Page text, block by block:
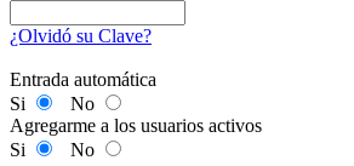
¿Olvidó su Clave?
Entrada automática
Si
No
Agregarme a los usuarios activos
Si
No